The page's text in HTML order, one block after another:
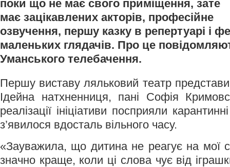
поки що не має свого приміщення, зате
має зацікавлених акторів, професійне
озвучення, першу казку в репертуарі і
маленьких глядачів. Про це
Уманського телебачення.
Першу виставу ляльковий театр
Ідейна натхненниця, пані Софія
реалізації ініціативи посприяли
з’явилося вдосталь вільного часу.
«Зауважила, що дитина не реагує на мої
значно краще, коли ці слова чує від